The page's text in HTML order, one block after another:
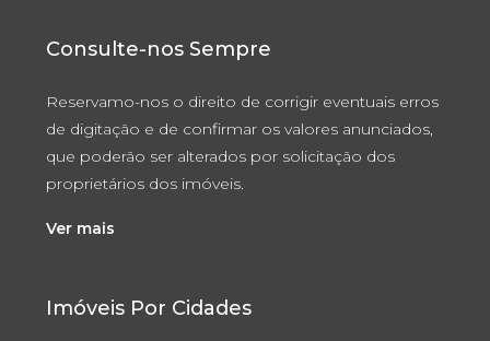
Consulte-nos Sempre
Reservamo-nos o direito de corrigir eventuais erros
de digitação e de confirmar os valores anunciados,
que poderão ser alterados por solicitação dos
proprietários dos imóveis.
Ver mais
Imóveis Por Cidades